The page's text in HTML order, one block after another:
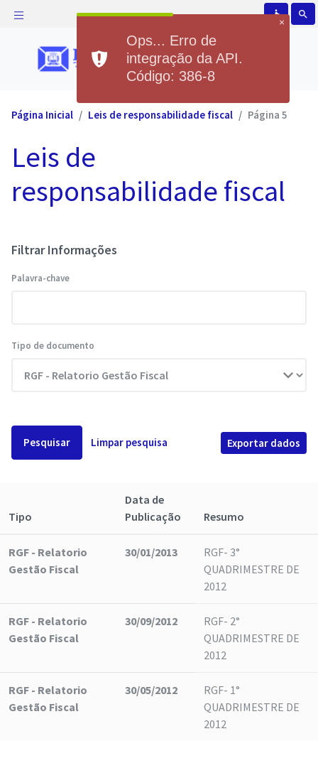
accessible search
Página Inicial Leis de responsabilidade fiscal Página 5
Leis de
responsabilidade fiscal
Filtrar Informações
Palavra-chave
Tipo de documento
Pesquisar Limpar pesquisa Exportar dados
Tipo
Data de
Publicação
Resumo
RGF - Relatorio
Gestão Fiscal
30/01/2013
RGF- 3°
QUADRIMESTRE DE
2012
RGF - Relatorio
Gestão Fiscal
30/09/2012
RGF- 2°
QUADRIMESTRE DE
2012
RGF - Relatorio
Gestão Fiscal
30/05/2012
RGF- 1°
QUADRIMESTRE DE
2012
×
Ops... Erro de
integração da API.
Código: 386-8